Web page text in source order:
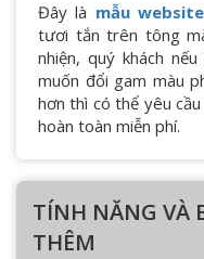
Đây là mẫu
tươi tắn trên tông
nhiện, quý khách
muốn đổi gam màu
hơn thì có thể yêu
hoàn toàn miễn phí.
TÍNH NĂNG VÀ
THÊM